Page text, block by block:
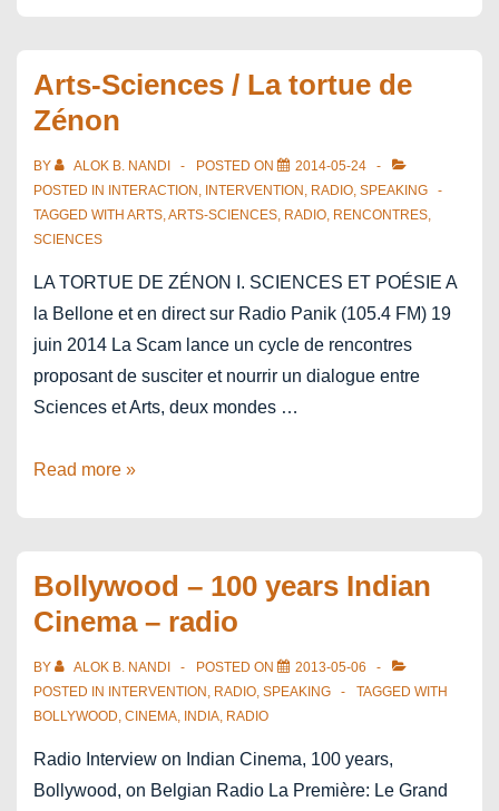
podcast
on
design
for
positive
transformation
–
by
IAMAI
Arts-Sciences / La tortue de
Zénon
BY ALOK B. NANDI POSTED ON
2014-05-24
POSTED IN
INTERACTION , INTERVENTION , RADIO, SPEAKING
TAGGED WITH ARTS,ARTS-SCIENCES, RADIO, RENCONTRES,
SCIENCES
LA TORTUE DE ZÉNON I. SCIENCES ET POÉSIE A
la Bellone et en direct sur Radio Panik (105.4 FM) 19
juin 2014 La Scam lance un cycle de rencontres
proposant de susciter et nourrir un dialogue entre
Sciences et Arts, deux mondes …
Arts-
tortue
de
Zénon
Read more »
Bollywood – 100 years Indian
Cinema – radio
BY ALOK B. NANDI POSTED ON
2013-05-06
POSTED IN
INTERVENTION , RADIO, SPEAKING
TAGGED WITH
BOLLYWOOD, CINEMA, INDIA, RADIO
Radio Interview on Indian Cinema, 100 years,
Bollywood, on Belgian Radio La Première: Le Grand